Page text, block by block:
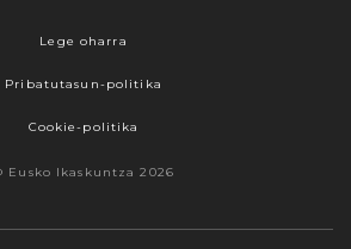
Lege oharra
Pribatutasun-politika
Cookie-politika
Eusko Ikaskuntza 2026
cookieak erabiltzen ditu,
duzun cookie aukera.
ere hauta dezakezu.
"Onartzen dut" botoia
duzula adierazten ari